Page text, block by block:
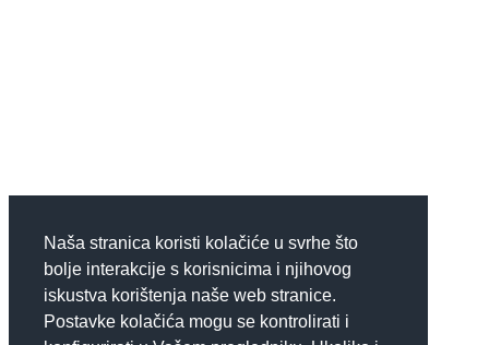
Naša stranica koristi kolačiće u svrhe što
bolje interakcije s korisnicima i njihovog
iskustva korištenja naše web stranice.
Postavke kolačića mogu se kontrolirati i